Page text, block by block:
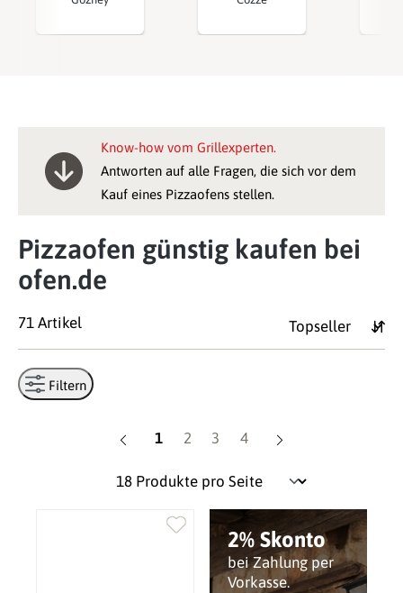
Know-how vom Grillexperten.
Antworten auf alle Fragen, die sich vor dem
Kauf eines Pizzaofens stellen.
Pizzaofen günstig kaufen bei
ofen.de
71 Artikel
Filtern
Seite
1 Seite
2 Seite
3 Seite
4
2% Skonto
bei Zahlung per
Vorkasse.